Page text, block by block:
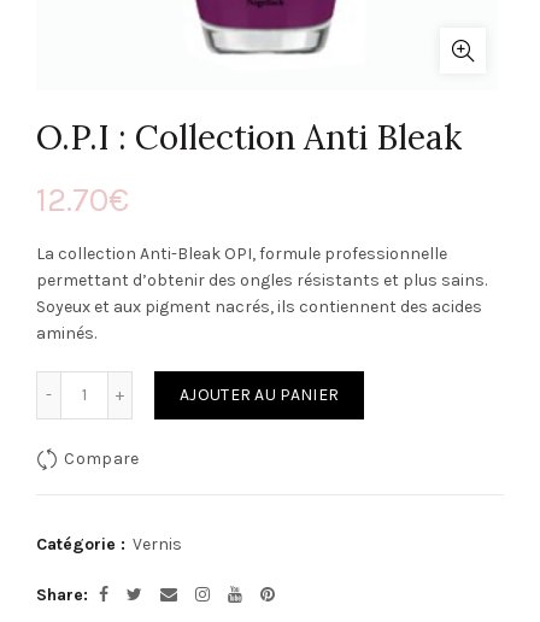
O.P.I : Collection Anti Bleak
12.70€
La collection Anti-Bleak OPI, formule professionnelle
permettant d’obtenir des ongles résistants et plus sains.
Soyeux et aux pigment nacrés, ils contiennent des acides
aminés.
AJOUTER AU PANIER
Compare
Catégorie : Vernis
Share